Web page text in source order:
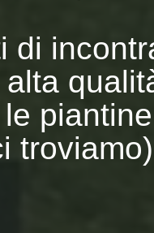
di